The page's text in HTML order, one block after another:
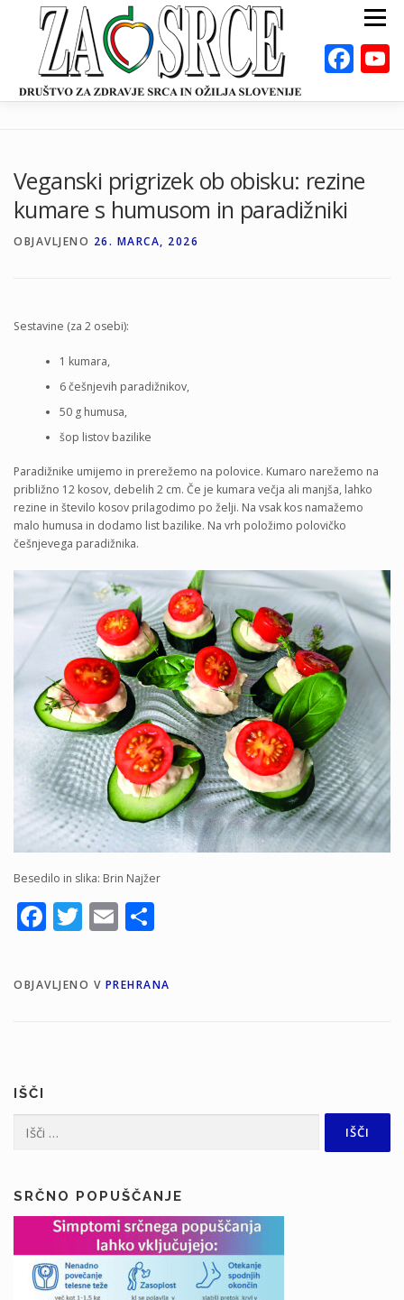
Preskoči
Meni
DEJAVNOSTI ODKLOP-I VAROVALNA ŽIVILA
KALKULATORJI
Veganski prigrizek ob obisku: rezine
kumare s humusom in paradižniki
OBJAVLJENO 26. MARCA, 2026
Sestavine (za 2 osebi):
1 kumara,
6 češnjevih paradižnikov,
50 g humusa,
šop listov bazilike
Paradižnike umijemo in prerežemo na polovice. Kumaro narežemo na
približno 12 kosov, debelih 2 cm. Če je kumara večja ali manjša, lahko
rezine in število kosov prilagodimo po želji. Na vsak kos namažemo
malo humusa in dodamo list bazilike. Na vrh položimo polovičko
češnjevega paradižnika.
Besedilo in slika: Brin Najžer
Facebook
Twitter
Email
OBJAVLJENO V PREHRANA
IŠČI
SRČNO POPUŠČANJE